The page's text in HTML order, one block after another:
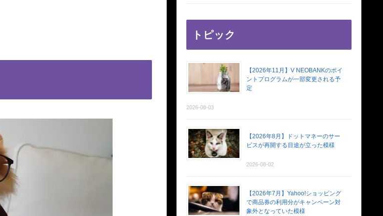
トピック
【2026年11月】V NEOBANKのポイ
ントプログラムが一部変更される予
定
2026-08-03
【2026年8月】ドットマネーのサー
ビスが再開する目途が立った模様
2026-08-02
【2026年7月】Yahoo!ショッピング
で商品券の利用分がキャンペーン対
象外となっていた模様